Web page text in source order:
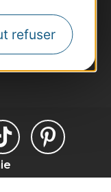
refuser
des
et de sorties.